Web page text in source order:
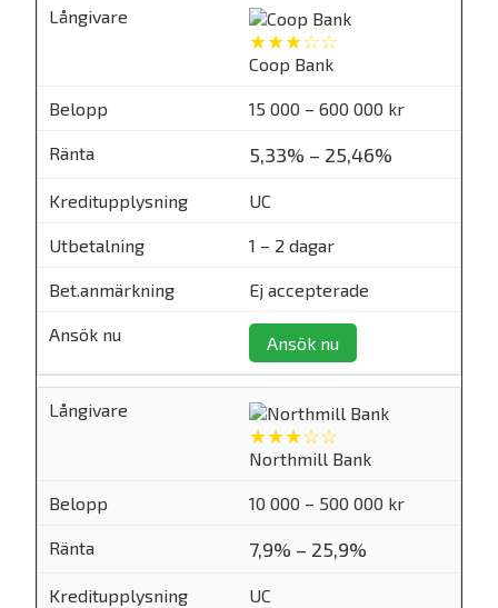
★★★☆☆
Coop Bank
15 000 – 600 000 kr
5,33% – 25,46%
UC
1 – 2 dagar
Ej accepterade
Ansök nu
★★★☆☆
Northmill Bank
10 000 – 500 000 kr
7,9% – 25,9%
UC